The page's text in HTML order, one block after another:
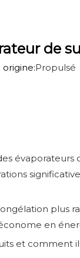
de
Propulsé
plus
en
et comment